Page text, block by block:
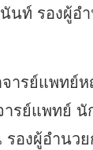
ท์ รองผู้อ
ารย์แพท
รย์แพทย์
งผู้อำนว